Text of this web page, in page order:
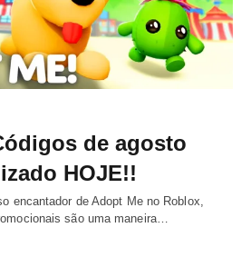
de agosto
HOJE!!
encantador de Adopt Me no Roblox,
são uma maneira…